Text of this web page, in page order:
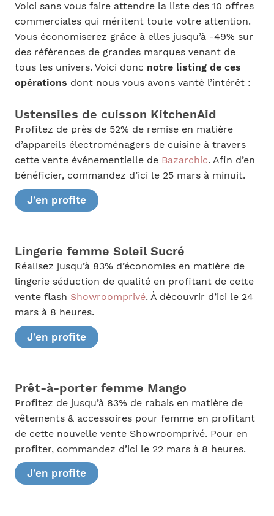
Voici sans vous faire attendre la liste des 10 offres
commerciales qui méritent toute votre attention.
Vous économiserez grâce à elles jusqu’à -49% sur
des références de grandes marques venant de
tous les univers. Voici donc notre listing de ces
opérations dont nous vous avons vanté l’intérêt :
Ustensiles de cuisson KitchenAid
Profitez de près de 52% de remise en matière
d’appareils électroménagers de cuisine à travers
cette vente événementielle de Bazarchic. Afin d’en
bénéficier, commandez d’ici le 25 mars à minuit.
J’en profite
Lingerie femme Soleil Sucré
Réalisez jusqu’à 83% d’économies en matière de
lingerie séduction de qualité en profitant de cette
vente flash Showroomprivé. À découvrir d’ici le 24
mars à 8 heures.
J’en profite
Prêt-à-porter femme Mango
Profitez de jusqu’à 83% de rabais en matière de
vêtements & accessoires pour femme en profitant
de cette nouvelle vente Showroomprivé. Pour en
profiter, commandez d’ici le 22 mars à 8 heures.
J’en profite